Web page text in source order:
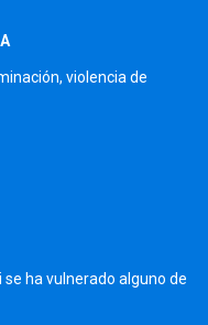
violencia de
ha vulnerado alguno de